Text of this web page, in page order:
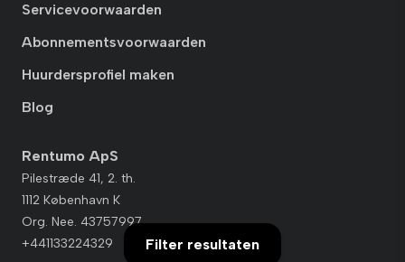
Filter resultaten
Servicevoorwaarden
Abonnementsvoorwaarden
Huurdersprofiel maken
Blog
Rentumo ApS
Pilestræde 41, 2. th.
1112 København K
Org. Nee. 43757997
+441133224329